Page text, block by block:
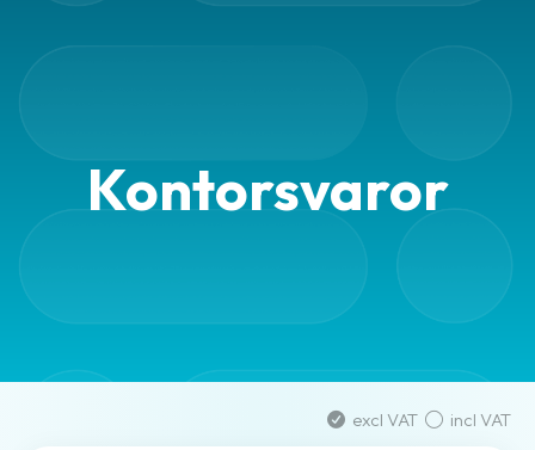
Packaging
accessories
Kontorsvaror
excl VAT incl VAT